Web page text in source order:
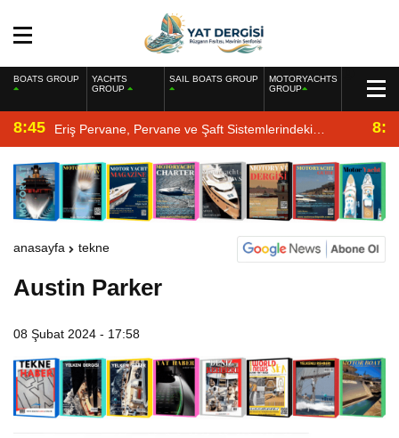
BOATS GROUP
YACHTS
GROUP
SAIL BOATS GROUP
MOTORYACHTS
GROUP
8:45 Eriş Pervane, Pervane ve Şaft Sistemlerindeki
Uzmanlığıyla Yat Dergisi’nde
anasayfa tekne
Austin Parker
08 Şubat 2024 - 17:58